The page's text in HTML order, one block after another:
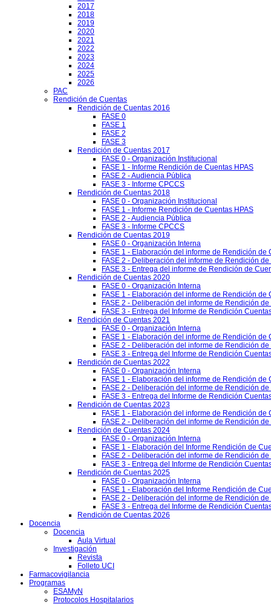
2017
2018
2019
2020
2021
2022
2023
2024
2025
2026
PAC
Rendición de Cuentas
Rendición de Cuentas 2016
FASE 0
FASE 1
FASE 2
FASE 3
Rendición de Cuentas 2017
FASE 0 - Organización Institucional
FASE 1 - Informe Rendición de Cuentas HPAS
FASE 2 - Audiencia Pública
FASE 3 - Informe CPCCS
Rendición de Cuentas 2018
FASE 0 - Organización Institucional
FASE 1 - Informe Rendición de Cuentas HPAS
FASE 2 - Audiencia Pública
FASE 3 - Informe CPCCS
Rendición de Cuentas 2019
FASE 0 - Organización Interna
FASE 1 - Elaboración del informe de Rendición de
FASE 2 - Deliberación del informe de Rendición
FASE 3 - Entrega del informe de Rendición de
Rendición de Cuentas 2020
FASE 0 - Organización Interna
FASE 1 - Elaboración del informe de Rendición de
FASE 2 - Deliberación del informe de Rendición
FASE 3 - Entrega del Informe de Rendición
Rendición de Cuentas 2021
FASE 0 - Organización Interna
FASE 1 - Elaboración del informe de Rendición de
FASE 2 - Deliberación del informe de Rendición
FASE 3 - Entrega del Informe de Rendición
Rendición de Cuentas 2022
FASE 0 - Organización Interna
FASE 1 - Elaboración del informe de Rendición de
FASE 2 - Deliberación del informe de Rendición
FASE 3 - Entrega del Informe de Rendición
Rendición de Cuentas 2023
FASE 1 - Elaboración del informe de Rendición de
FASE 2 - Deliberación del informe de Rendición
Rendición de Cuentas 2024
FASE 0 - Organización Interna
FASE 1 - Elaboración del Informe Rendición de
FASE 2 - Deliberación del informe de Rendición
FASE 3 - Entrega del Informe de Rendición
Rendición de Cuentas 2025
FASE 0 - Organización Interna
FASE 1 - Elaboración del Informe Rendición de
FASE 2 - Deliberación del informe de Rendición
FASE 3 - Entrega del Informe de Rendición
Rendición de Cuentas 2026
Docencia
Docencia
Aula Virtual
Investigación
Revista
Folleto UCI
Farmacovigilancia
Programas
ESAMyN
Protocolos Hospitalarios